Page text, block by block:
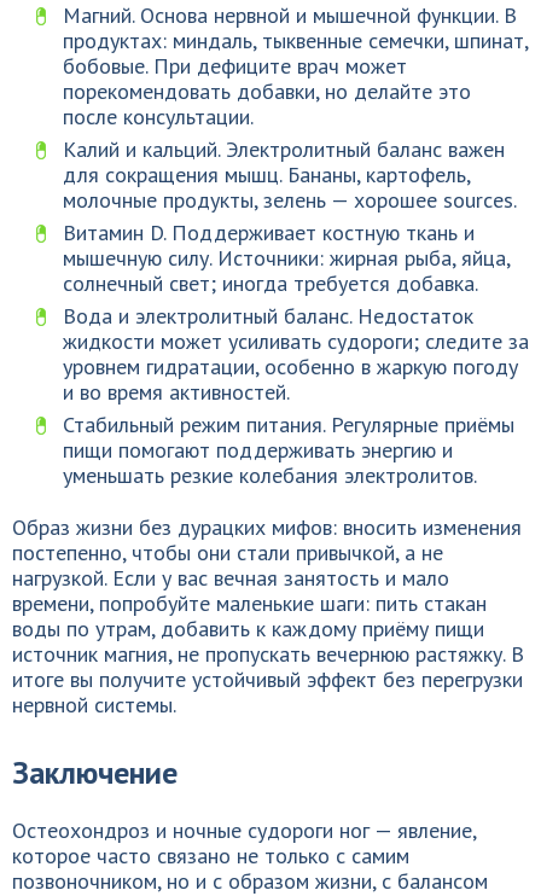
Магний. Основа нервной и мышечной функции. В
продуктах: миндаль, тыквенные семечки, шпинат,
бобовые. При дефиците врач может
порекомендовать добавки, но делайте это
после консультации.
Калий и кальций. Электролитный баланс важен
для сокращения мышц. Бананы, картофель,
молочные продукты, зелень — хорошее sources.
Витамин D. Поддерживает костную ткань и
мышечную силу. Источники: жирная рыба, яйца,
солнечный свет; иногда требуется добавка.
Вода и электролитный баланс. Недостаток
жидкости может усиливать судороги; следите за
уровнем гидратации, особенно в жаркую погоду
и во время активностей.
Стабильный режим питания. Регулярные приёмы
пищи помогают поддерживать энергию и
уменьшать резкие колебания электролитов.
Образ жизни без дурацких мифов: вносить изменения
постепенно, чтобы они стали привычкой, а не
нагрузкой. Если у вас вечная занятость и мало
времени, попробуйте маленькие шаги: пить стакан
воды по утрам, добавить к каждому приёму пищи
источник магния, не пропускать вечернюю растяжку. В
итоге вы получите устойчивый эффект без перегрузки
нервной системы.
Заключение
Остеохондроз и ночные судороги ног — явление,
которое часто связано не только с самим
позвоночником, но и с образом жизни, с балансом